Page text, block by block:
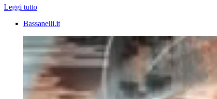
Leggi tutto
Bassanelli.it